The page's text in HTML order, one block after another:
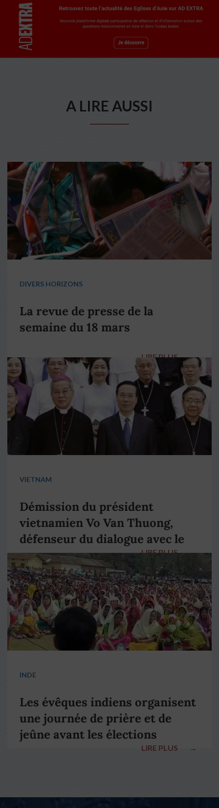
A LIRE AUSSI
DIVERS HORIZONS
La revue de presse de la
semaine du 18 mars
LIRE PLUS →
VIETNAM
Démission du président
vietnamien Vo Van Thuong,
défenseur du dialogue avec le
pape François
LIRE PLUS →
INDE
Les évêques indiens organisent
une journée de prière et de
jeûne avant les élections
LIRE PLUS →